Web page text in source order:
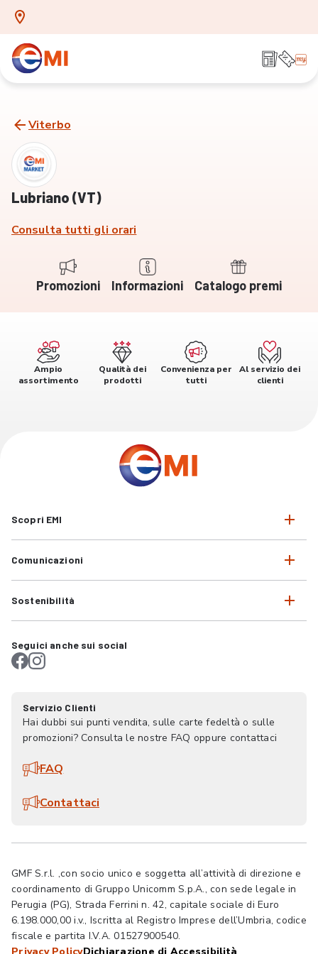
Viterbo
Lubriano (VT)
Consulta tutti gli orari
Promozioni Informazioni Catalogo premi
Ampio
assortimento
Qualità dei
prodotti
Convenienza per
tutti
Al servizio dei
clienti
Scopri EMI
Comunicazioni
Sostenibilità
Seguici anche sui social
Servizio Clienti
Hai dubbi sui punti vendita, sulle carte fedeltà o sulle
promozioni? Consulta le nostre FAQ oppure contattaci
FAQ
Contattaci
GMF S.r.l. ,con socio unico e soggetta all’attività di direzione e
coordinamento di Gruppo Unicomm S.p.A., con sede legale in
Perugia (PG), Strada Ferrini n. 42, capitale sociale di Euro
6.198.000,00 i.v., Iscritta al Registro Imprese dell’Umbria, codice
fiscale e partita I.V.A. 01527900540.